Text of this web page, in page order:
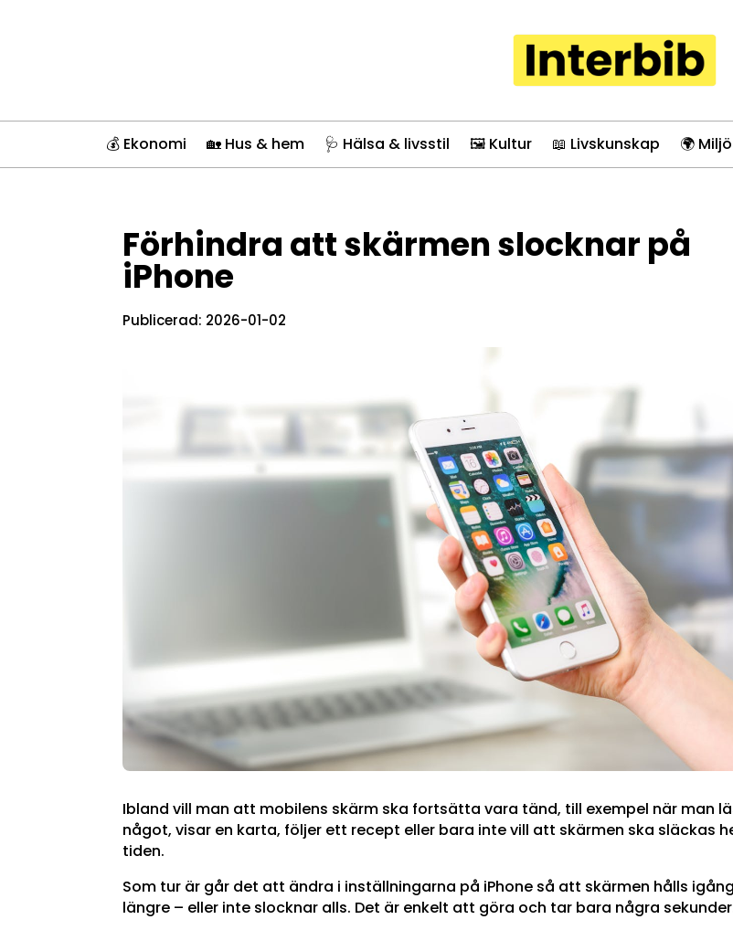
💰 Ekonomi 🏡 Hus & hem 🩺 Hälsa & livsstil 🖼️ Kultur 📖 Livskunskap 🌍
Förhindra att skärmen slocknar på
iPhone
Publicerad: 2026-01-02
Ibland vill man att mobilens skärm ska fortsätta vara tänd, till exempel när man
något, visar en karta, följer ett recept eller bara inte vill att skärmen ska släckas
tiden.
Som tur är går det att ändra i inställningarna på iPhone så att skärmen hålls igång
längre – eller inte slocknar alls. Det är enkelt att göra och tar bara några